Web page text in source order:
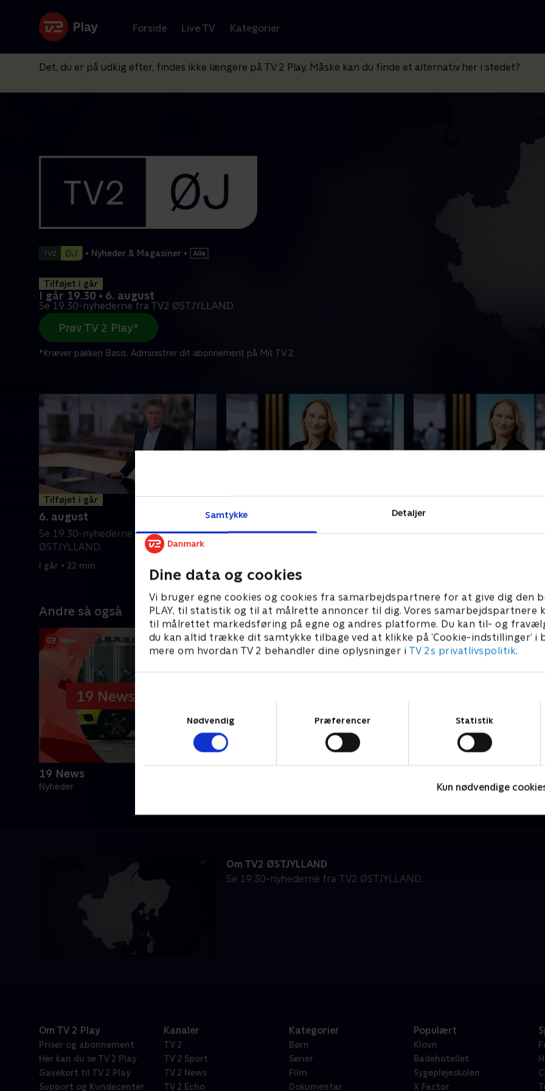
Samtykke Detaljer
Dine data og cookies
Vi bruger egne cookies og cookies fra samarbejdspartnere for at give dig den
PLAY, til statistik og til at målrette annoncer til dig. Vores samarbejdspartnere
til målrettet markedsføring på egne og andres platforme. Du kan til- og
du kan altid trække dit samtykke tilbage ved at klikke på ’Cookie-indstillinger’ i
mere om hvordan TV 2 behandler dine oplysninger i TV 2s privatlivspolitik.
Nødvendig
Præferencer Statistik
Kun nødvendige
Forside Live TV Kategorier
Det, du er på udkig efter, findes ikke længere på TV 2 Play. Måske kan du finde et alternativ her i stedet?
• Nyheder & Magasiner •
Tilføjet i går
I går 19.30 • 6. august
Se 19.30-nyhederne fra TV2 ØSTJYLLAND.
Prøv TV 2 Play*
*Kræver pakken Basis. Administrer dit abonnement på Mit TV 2.
Tilføjet i går
6. august
Se 19.30-nyhederne fra TV2
ØSTJYLLAND.
I går • 22 min
Se 19.30-nyhederne fra TV2
ØSTJYLLAND.
Se 19.30-nyhederne fra TV2
Andre så også
19 News
Nyheder
Om TV2 ØSTJYLLAND
Se 19.30-nyhederne fra TV2 ØSTJYLLAND.
Om TV 2 Play
Priser og abonnement
Her kan du se TV 2 Play
Gavekort til TV 2 Play
Support og Kundecenter
Kanaler
TV 2
TV 2 Sport
TV 2 News
TV 2 Echo
Kategorier
Børn
Serier
Film
Dokumentar
Populært
Klovn
Badehotellet
Sygeplejeskolen
X Factor